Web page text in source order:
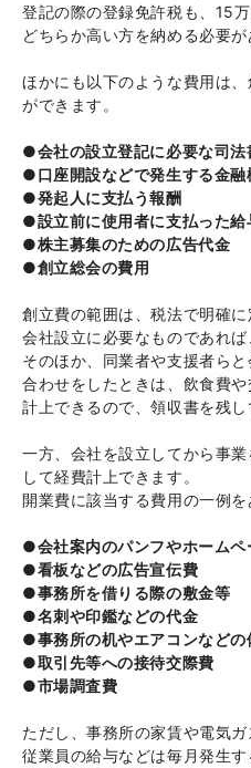
登記の際の登録免許税も、15
どちらか高い方を納める必要が
ほかにも以下のような費用は
ができます。
●会社の設立登記に必要な司法
●口座開設などで発生する金融
●発起人に支払う報酬
●設立前に使用者に支払った給
●株主募集のための広告代金
●創立総会の費用
創立費の範囲は、税法で明確に
会社設立に必要なものであれば
そのほか、同業者や支援者ら
合わせをしたときは、飲食費
計上できるので、領収書を残し
一方、会社を設立してから事
して経費計上できます。
開業費に該当する費用の一例を
●会社案内のパンフやホームペ
●看板などの広告宣伝費
●事務所を借りる際の敷金等
●名刺や印鑑などの代金
●事務所の机やエアコンなどの
●取引先等への接待交際費
●市場調査費
ただし、事務所の家賃や電気
従業員の給与などは毎月発生